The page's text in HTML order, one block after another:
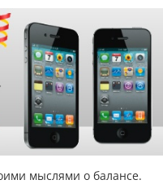
мыслями о балансе.